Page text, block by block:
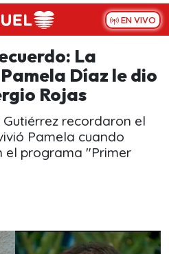
EN VIVO
La
Díaz le dio
Rojas
recordaron el
Pamela cuando
el programa "Primer